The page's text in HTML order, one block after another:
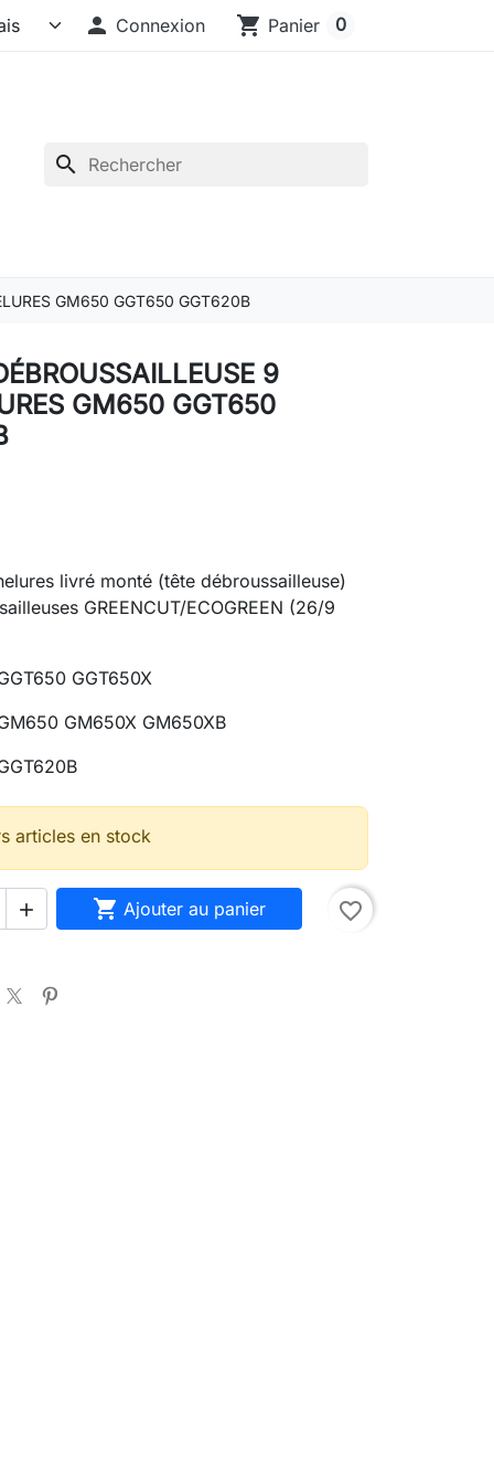
 Connexion shopping_cart Panier 0
search
GM650 GGT650 GGT620B
9
GM650 GGT650
livré monté (tête débroussailleuse)
GREENCUT/ECOGREEN (26/9
GGT650X
GM650X GM650XB
articles en stock
  Ajouter au panier favorite_border